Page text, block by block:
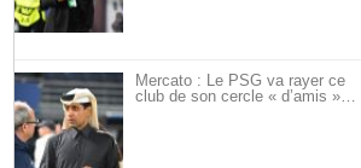
Mercato : Le PSG va rayer ce
club de son cercle « d’amis »…